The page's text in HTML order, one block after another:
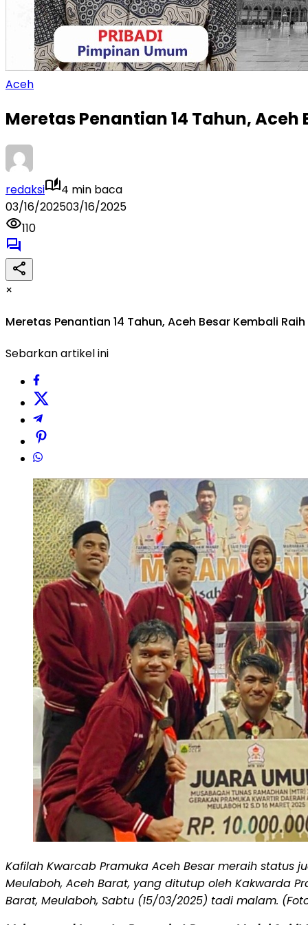
Aceh
Meretas Penantian 14 Tahun,
redaksi
4 min baca
03/16/202503/16/2025
110
×
Meretas Penantian 14 Tahun, Aceh Besar Kembali
Sebarkan artikel ini
Kafilah Kwarcab Pramuka Aceh Besar meraih status
Meulaboh, Aceh Barat, yang ditutup oleh Kakwarda
Barat, Meulaboh, Sabtu (15/03/2025) tadi malam.